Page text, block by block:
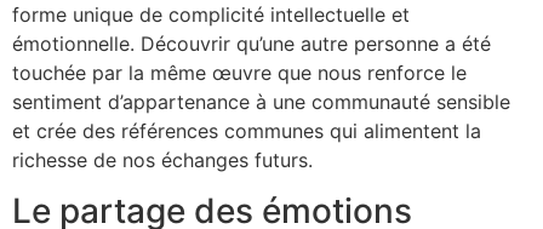
forme unique de complicité intellectuelle et
émotionnelle. Découvrir qu’une autre personne a été
touchée par la même œuvre que nous renforce le
sentiment d’appartenance à une communauté sensible
et crée des références communes qui alimentent la
richesse de nos échanges futurs.
Le partage des émotions